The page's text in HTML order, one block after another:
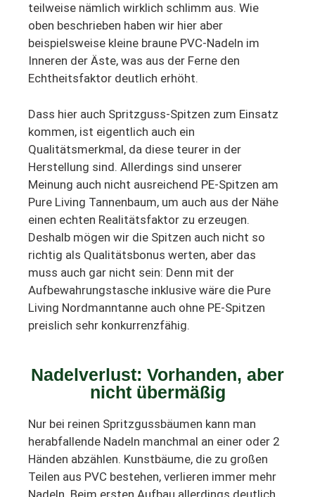
teilweise nämlich wirklich schlimm aus. Wie
oben beschrieben haben wir hier aber
beispielsweise kleine braune PVC-Nadeln im
Inneren der Äste, was aus der Ferne den
Echtheitsfaktor deutlich erhöht.
Dass hier auch Spritzguss-Spitzen zum Einsatz
kommen, ist eigentlich auch ein
Qualitätsmerkmal, da diese teurer in der
Herstellung sind. Allerdings sind unserer
Meinung auch nicht ausreichend PE-Spitzen am
Pure Living Tannenbaum, um auch aus der Nähe
einen echten Realitätsfaktor zu erzeugen.
Deshalb mögen wir die Spitzen auch nicht so
richtig als Qualitätsbonus werten, aber das
muss auch gar nicht sein: Denn mit der
Aufbewahrungstasche inklusive wäre die Pure
Living Nordmanntanne auch ohne PE-Spitzen
preislich sehr konkurrenzfähig.
Nadelverlust: Vorhanden, aber
nicht übermäßig
Nur bei reinen Spritzgussbäumen kann man
herabfallende Nadeln manchmal an einer oder 2
Händen abzählen. Kunstbäume, die zu großen
Teilen aus PVC bestehen, verlieren immer mehr